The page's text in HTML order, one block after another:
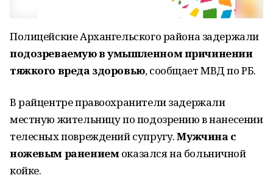
Полицейские Архангельского района задержали
подозреваемую в умышленном причинении
тяжкого вреда здоровью, сообщает МВД по РБ.
В райцентре правоохранители задержали
местную жительницу по подозрению в нанесении
телесных повреждений супругу.Мужчина с
ножевым ранениемоказался на больничной
койке.